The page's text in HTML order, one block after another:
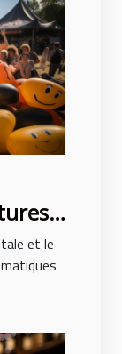
et le